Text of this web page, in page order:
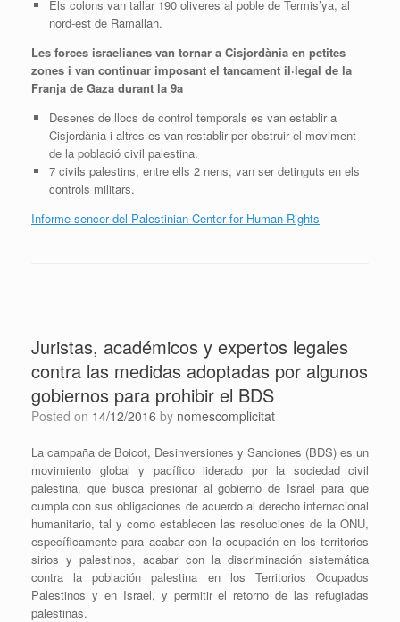
Els colons van tallar 190 oliveres al poble de Termis’ya, al
nord-est de Ramallah.
Les forces israelianes van tornar a Cisjordània en petites
zones i van continuar imposant el tancament il·legal de la
Franja de Gaza durant la 9a
Desenes de llocs de control temporals es van establir a
Cisjordània i altres es van restablir per obstruir el moviment
de la població civil palestina.
7 civils palestins, entre ells 2 nens, van ser detinguts en els
controls militars.
Informe sencer del Palestinian Center for Human Rights
Juristas, académicos y expertos legales
contra las medidas adoptadas por algunos
gobiernos para prohibir el BDS
Posted on 14/12/2016 by nomescomplicitat
La campaña de Boicot, Desinversiones y Sanciones (BDS) es un
movimiento global y pacífico liderado por la sociedad civil
palestina, que busca presionar al gobierno de Israel para que
cumpla con sus obligaciones de acuerdo al derecho internacional
humanitario, tal y como establecen las resoluciones de la ONU,
específicamente para acabar con la ocupación en los territorios
sirios y palestinos, acabar con la discriminación sistemática
contra la población palestina en los Territorios Ocupados
Palestinos y en Israel, y permitir el retorno de las refugiadas
palestinas.